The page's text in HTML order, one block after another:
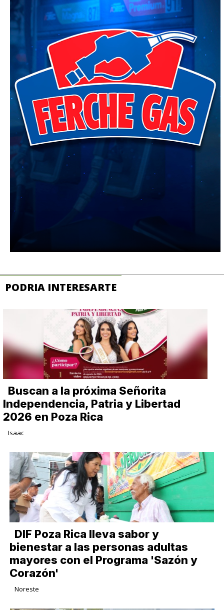
PODRIA INTERESARTE
Buscan a la próxima Señorita
Independencia, Patria y Libertad
2026 en Poza Rica
Isaac
DIF Poza Rica lleva sabor y
bienestar a las personas adultas
mayores con el Programa 'Sazón y
Corazón'
Noreste